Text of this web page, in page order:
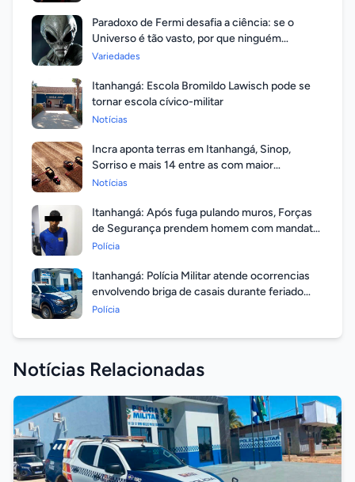
Paradoxo de Fermi desafia a ciência: se o
Universo é tão vasto, por que ninguém
respondeu?
Variedades
Itanhangá: Escola Bromildo Lawisch pode se
tornar escola cívico-militar
Notícias
Incra aponta terras em Itanhangá, Sinop,
Sorriso e mais 14 entre as com maior
valorização
Notícias
Itanhangá: Após fuga pulando muros, Forças
de Segurança prendem homem com mandato
em aberto por homicídio
Polícia
Itanhangá: Polícia Militar atende ocorrencias
envolvendo briga de casais durante feriado
prolongado
Polícia
Notícias Relacionadas